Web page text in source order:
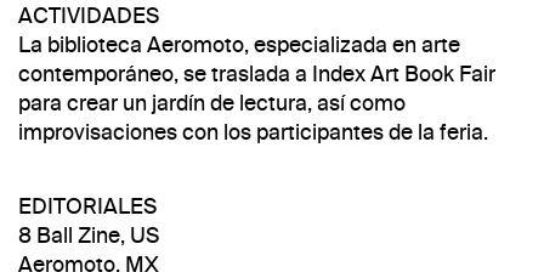
ACTIVIDADES
La biblioteca Aeromoto, especializada en arte
contemporáneo, se traslada a Index Art Book Fair
para crear un jardín de lectura, así como
improvisaciones con los participantes de la feria.
EDITORIALES
8 Ball Zine, US
Aeromoto, MX